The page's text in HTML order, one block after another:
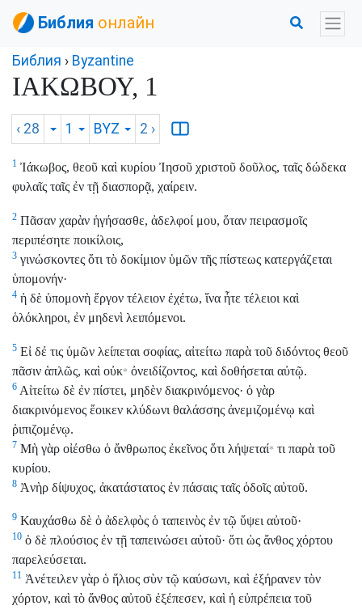
Библия онлайн
Библия › Byzantine
ΙΑΚΩΒΟΥ, 1
‹ 28 1 BYZ 2 ›
1 Ἰάκωβος, θεοῦ καὶ κυρίου Ἰησοῦ χριστοῦ δοῦλος, ταῖς δώδεκα
φυλαῖς ταῖς ἐν τῇ διασπορᾷ, χαίρειν.
2 Πᾶσαν χαρὰν ἡγήσασθε, ἀδελφοί μου, ὅταν πειρασμοῖς
περιπέσητε ποικίλοις,
3 γινώσκοντες ὅτι τὸ δοκίμιον ὑμῶν τῆς πίστεως κατεργάζεται
ὑπομονήν·
4 ἡ δὲ ὑπομονὴ ἔργον τέλειον ἐχέτω, ἵνα ἦτε τέλειοι καὶ
ὁλόκληροι, ἐν μηδενὶ λειπόμενοι.
5 Εἰ δέ τις ὑμῶν λείπεται σοφίας, αἰτείτω παρὰ τοῦ διδόντος θεοῦ
πᾶσιν ἁπλῶς, καὶ οὐκ* ὀνειδίζοντος, καὶ δοθήσεται αὐτῷ.
6 Αἰτείτω δὲ ἐν πίστει, μηδὲν διακρινόμενος· ὁ γὰρ
διακρινόμενος ἔοικεν κλύδωνι θαλάσσης ἀνεμιζομένῳ καὶ
ῥιπιζομένῳ.
7 Μὴ γὰρ οἰέσθω ὁ ἄνθρωπος ἐκεῖνος ὅτι λήψεταί* τι παρὰ τοῦ
κυρίου.
8 Ἀνὴρ δίψυχος, ἀκατάστατος ἐν πάσαις ταῖς ὁδοῖς αὐτοῦ.
9 Καυχάσθω δὲ ὁ ἀδελφὸς ὁ ταπεινὸς ἐν τῷ ὕψει αὐτοῦ·
10 ὁ δὲ πλούσιος ἐν τῇ ταπεινώσει αὐτοῦ· ὅτι ὡς ἄνθος χόρτου
παρελεύσεται.
11 Ἀνέτειλεν γὰρ ὁ ἥλιος σὺν τῷ καύσωνι, καὶ ἐξήρανεν τὸν
χόρτον, καὶ τὸ ἄνθος αὐτοῦ ἐξέπεσεν, καὶ ἡ εὐπρέπεια τοῦ